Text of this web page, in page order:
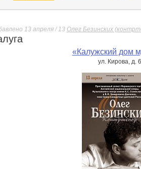
13 апреля / 13 Олег Безинских
«Калужский дом
ул. Кирова, д. 6